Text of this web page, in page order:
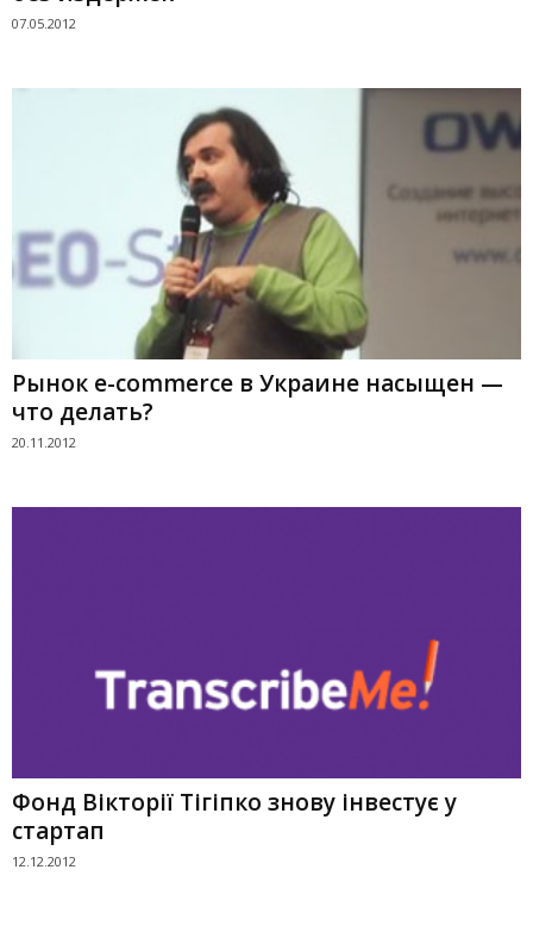
07.05.2012
Рынок e-commerce в Украине насыщен —
что делать?
20.11.2012
Фонд Вікторії Тігіпко знову інвестує у
стартап
12.12.2012